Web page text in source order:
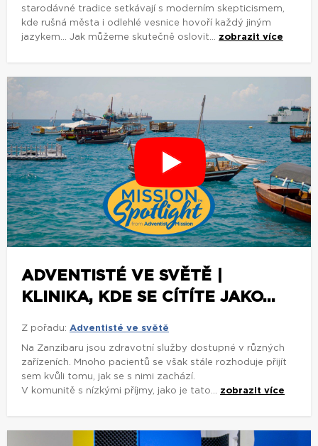
starodávné tradice setkávají s moderním skepticismem,
kde rušná města i odlehlé vesnice hovoří každý jiným
jazykem... Jak můžeme skutečně oslovit... zobrazit více
ADVENTISTÉ VE SVĚTĚ |
KLINIKA, KDE SE CÍTÍTE JAKO...
Z pořadu: Adventisté ve světě
Na Zanzibaru jsou zdravotní služby dostupné v různých
zařízeních. Mnoho pacientů se však stále rozhoduje přijít
sem kvůli tomu, jak se s nimi zachází.
V komunitě s nízkými příjmy, jako je tato... zobrazit více